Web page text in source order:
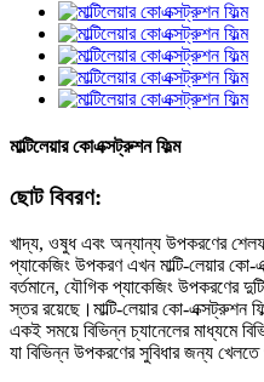
মাল্টিলেয়ার কোএক্সট্রুশন ফিল্ম
ছোট বিবরণ:
খাদ্য, ওষুধ এবং অন্যান্য উপকরণের
প্যাকেজিং উপকরণ এখন মাল্টি-লেয়ার
বর্তমানে, যৌগিক প্যাকেজিং উপকরণের
স্তর রয়েছে।মাল্টি-লেয়ার কো-এক্সট্রুশন
একই সময়ে বিভিন্ন চ্যানেলের মাধ্যমে
যা বিভিন্ন উপকরণের সুবিধার জন্য খেলতে